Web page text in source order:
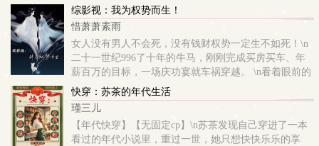
综影视：我为权势而生！
惜萧萧素雨
女人没有男人不会死，没有钱财权势一定生不如死！\n
二十一世纪996了十年的牛马，刚刚完成买房买车、年
薪百万的目标，一场庆功宴就车祸穿越。 \n看着眼前的
神奇空间，时安差点兴奋疯了。\n穿越前，她豁出命去
也就能做个打工皇帝。 \n穿...
快穿：苏茶的年代生活
瑾三儿
【年代快穿】【无固定cp】\n苏茶发现自己穿进了一本
看过的年代小说里，重过一世，她只想快快乐乐的享